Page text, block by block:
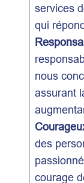
services
qui
nous
assurant
des
courage